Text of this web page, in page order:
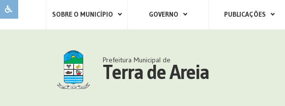
SOBRE O MUNICÍPIO GOVERNO PUBLICAÇÕES
Prefeitura Municipal de
Terra de Areia